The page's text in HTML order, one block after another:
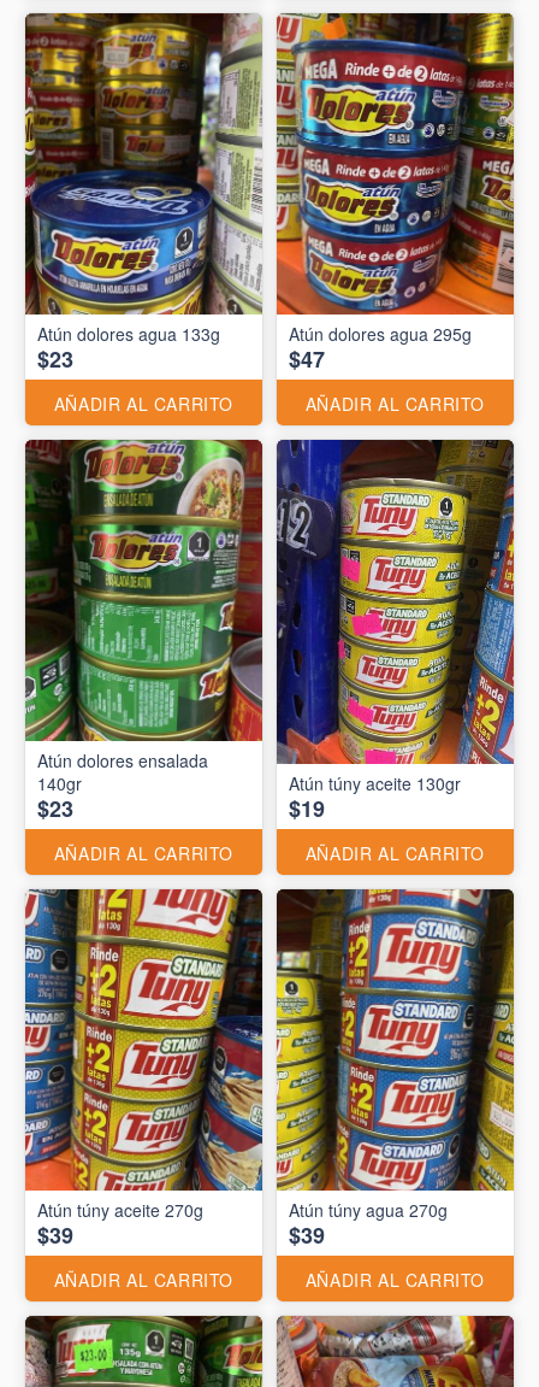
Atún dolores agua 133g
$23
AÑADIR AL CARRITO
Atún dolores agua 295g
$47
AÑADIR AL CARRITO
Atún dolores ensalada
140gr
$23
AÑADIR AL CARRITO
Atún túny aceite 130gr
$19
AÑADIR AL CARRITO
Atún túny aceite 270g
$39
AÑADIR AL CARRITO
Atún túny agua 270g
$39
AÑADIR AL CARRITO